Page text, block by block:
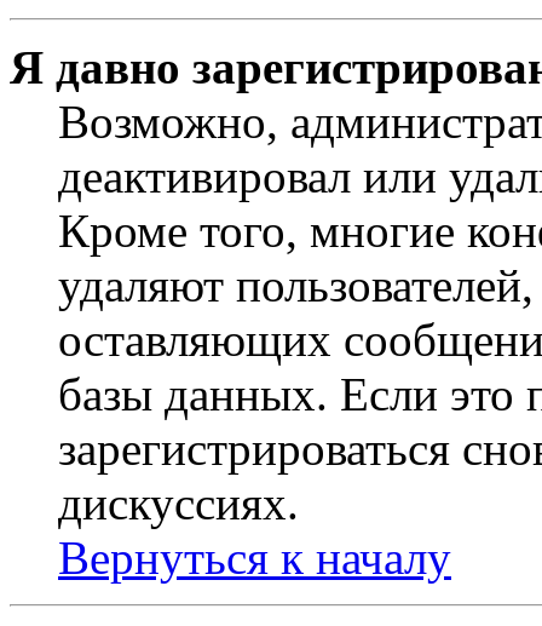
Я давно
Возможно,
деактивировал или
Кроме того, многие
удаляют
оставляющих
базы данных. Если это
зарегистрироваться
дискуссиях.
Вернуться к началу